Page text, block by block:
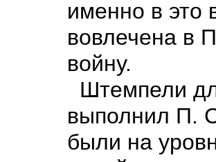
именно в это
вовлечена в
войну.
Штемпели
выполнил П.
были на